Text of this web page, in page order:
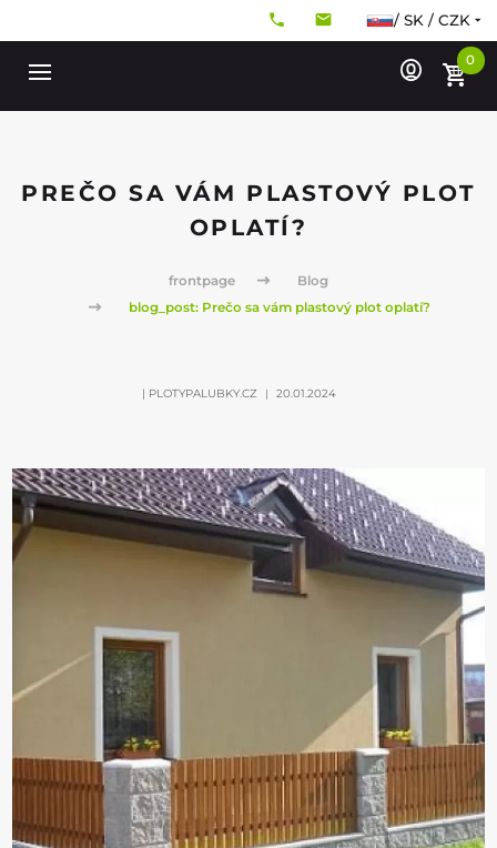
/ SK / CZK
0
PREČO SA VÁM PLASTOVÝ PLOT
OPLATÍ?
frontpage
Blog
blog_post: Prečo sa vám plastový plot oplatí?
| PLOTYPALUBKY.CZ 20.01.2024